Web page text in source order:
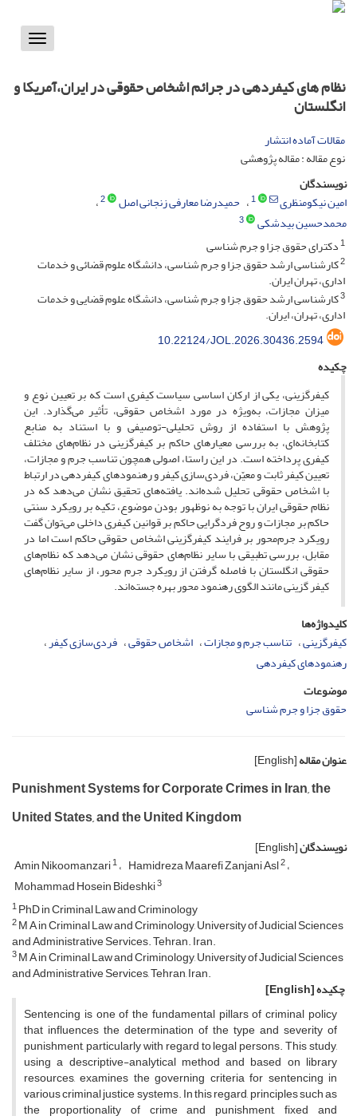
Toggle
نظام های کیفردهی در جرائم اشخاص حقوقی در ایران،آمریکا و
انگلستان
مقالات آماده انتشار
نوع مقاله : مقاله پژوهشی
نویسندگان
امین نیکومنظری
1 حمیدرضا معارفی زنجانی اصل 2
محمدحسین بیدشکی
3
1دکترای حقوق جزا و جرم شناسی
2کارشناسی ارشد حقوق جزا و جرم شناسی، دانشگاه علوم قضائی و خدمات
اداری، تهران ایران.
3کارشناسی ارشد حقوق جزا و جرم شناسی، دانشگاه علوم قضایی و خدمات
اداری، تهران، ایران.
10.22124/JOL.2026.30436.2594
چکیده
کیفرگزینی، یکی از ارکان اساسی سیاست کیفری است که بر تعیین نوع و
میزان مجازات، به‌ویژه در مورد اشخاص حقوقی، تأثیر می‌گذارد. این
پژوهش با استفاده از روش تحلیلی-توصیفی و با استناد به منابع
کتابخانه‌ای، به بررسی معیارهای حاکم بر کیفرگزینی در نظام‌های مختلف
کیفری پرداخته است. در این راستا، اصولی همچون تناسب جرم و مجازات،
تعیین کیفر ثابت و معیّن، فردی‌سازی کیفر و رهنمودهای کیفردهی در ارتباط
با اشخاص حقوقی تحلیل شده‌اند. یافته‌های تحقیق نشان می‌دهد که در
نظام حقوقی ایران با توجه به نوظهور بودن موضوع، تکیه بر رویکرد سنتی
حاکم بر مجازات و روح فردگرایی حاکم بر قوانین کیفری داخلی می‌توان گفت
رویکرد جرم‌محور بر فرایند کیفرگزینی اشخاص حقوقی حاکم است اما در
مقابل، بررسی تطبیقی با سایر نظام‌های حقوقی نشان می‌دهد که نظام‌های
حقوقی انگلستان با فاصله گرفتن از رویکرد جرم محور، از سایر نظام‌های
کیفر گزینی مانند الگوی رهنمود محور بهره جسته‌اند.
کلیدواژه‌ها
کیفرگزینی تناسب جرم و مجازات اشخاص حقوقی فردی‌سازی کیفر
رهنمودهای کیفردهی
موضوعات
حقوق جزا و جرم شناسی
عنوان مقاله[English]
Punishment Systems for Corporate Crimes in Iran, the
United States, and the United Kingdom
نویسندگان[English]
Amin Nikoomanzari1 Hamidreza Maarefi Zanjani Asl2
Mohammad Hosein Bideshki3
1PhD in Criminal Law and Criminology
2M A in Criminal Law and Criminology, University of Judicial Sciences
and Administrative Services. Tehran. Iran.
3M A in Criminal Law and Criminology, University of Judicial Sciences
and Administrative Services, Tehran, Iran.
چکیده[English]
Sentencing is one of the fundamental pillars of criminal policy
that influences the determination of the type and severity of
punishment, particularly with regard to legal persons. This study,
using a descriptive-analytical method and based on library
resources, examines the governing criteria for sentencing in
various criminal justice systems. In this regard, principles such as
the proportionality of crime and punishment, fixed and